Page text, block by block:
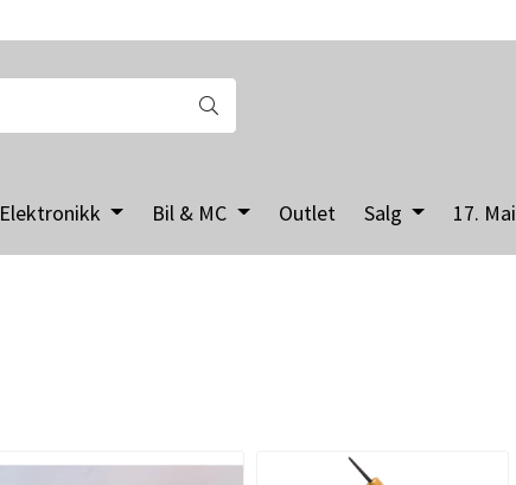
Elektronikk Bil & MC Outlet Salg 17. Mai